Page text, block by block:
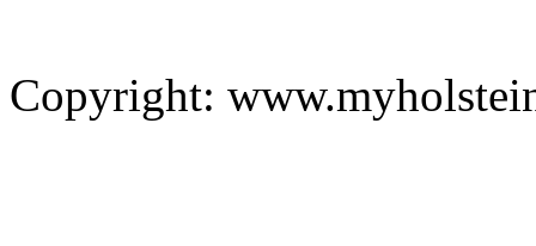
Copyright: